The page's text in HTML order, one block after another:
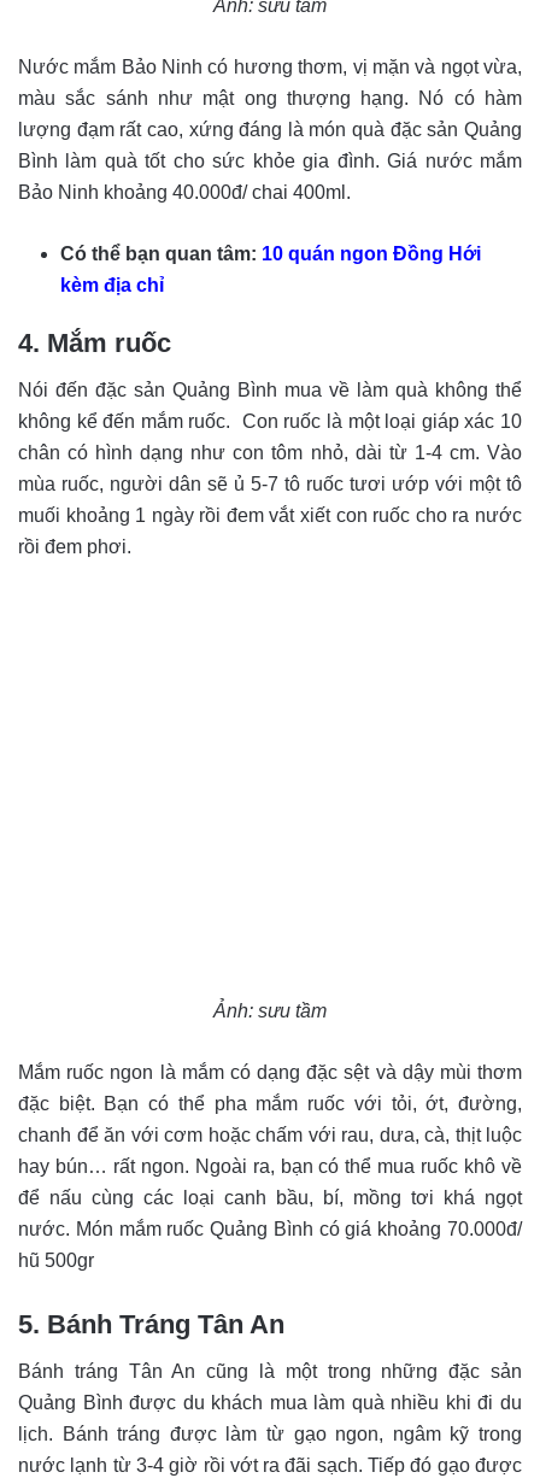
Ảnh: sưu tầm
Nước mắm Bảo Ninh có hương thơm, vị mặn và ngọt vừa,
màu sắc sánh như mật ong thượng hạng. Nó có hàm
lượng đạm rất cao, xứng đáng là món quà đặc sản Quảng
Bình làm quà tốt cho sức khỏe gia đình. Giá nước mắm
Bảo Ninh khoảng 40.000đ/ chai 400ml.
Có thể bạn quan tâm: 10 quán ngon Đồng Hới
kèm địa chỉ
4. Mắm ruốc
Nói đến đặc sản Quảng Bình mua về làm quà không thể
không kể đến mắm ruốc. Con ruốc là một loại giáp xác 10
chân có hình dạng như con tôm nhỏ, dài từ 1-4 cm. Vào
mùa ruốc, người dân sẽ ủ 5-7 tô ruốc tươi ướp với một tô
muối khoảng 1 ngày rồi đem vắt xiết con ruốc cho ra nước
rồi đem phơi.
Ảnh: sưu tầm
Mắm ruốc ngon là mắm có dạng đặc sệt và dậy mùi thơm
đặc biệt. Bạn có thể pha mắm ruốc với tỏi, ớt, đường,
chanh để ăn với cơm hoặc chấm với rau, dưa, cà, thịt luộc
hay bún… rất ngon. Ngoài ra, bạn có thể mua ruốc khô về
để nấu cùng các loại canh bầu, bí, mồng tơi khá ngọt
nước. Món mắm ruốc Quảng Bình có giá khoảng 70.000đ/
hũ 500gr
5. Bánh Tráng Tân An
Bánh tráng Tân An cũng là một trong những đặc sản
Quảng Bình được du khách mua làm quà nhiều khi đi du
lịch. Bánh tráng được làm từ gạo ngon, ngâm kỹ trong
nước lạnh từ 3-4 giờ rồi vớt ra đãi sạch. Tiếp đó gạo được